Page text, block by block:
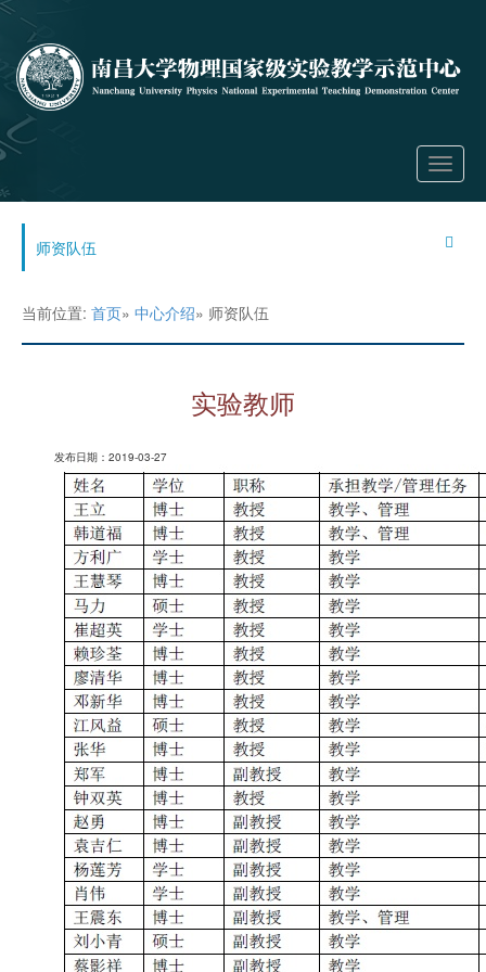
Toggle
师资队伍
当前位置: 首页» 中心介绍» 师资队伍
实验教师
发布日期：2019-03-27